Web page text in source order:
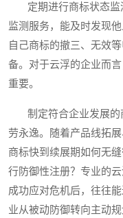
定期进行商标状态监
监测服务，能及时发现
自己商标的撤三、无效
备。对于云浮的企业而
重要。
制定符合企业发展的
劳永逸。随着产品线拓
商标快到续展期如何无
行防御性注册？专业的
成功应对危机后，往往
业从被动防御转向主动